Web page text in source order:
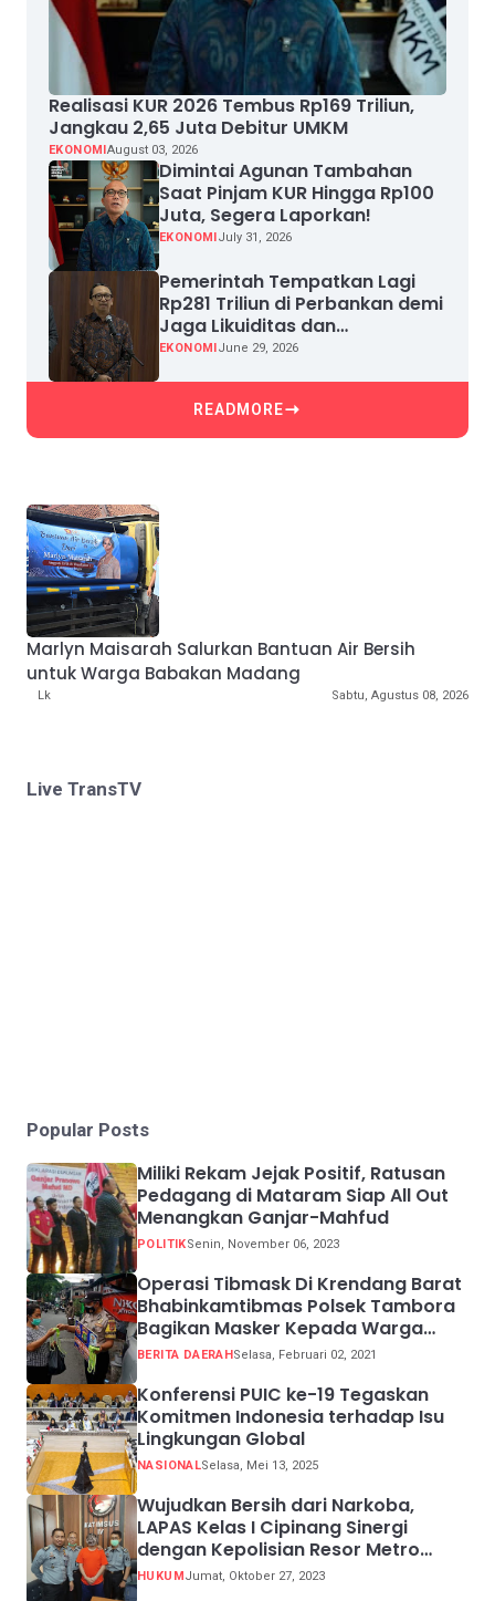
Realisasi KUR 2026 Tembus Rp169 Triliun,
Jangkau 2,65 Juta Debitur UMKM
EKONOMIAugust 03, 2026
Dimintai Agunan Tambahan
Saat Pinjam KUR Hingga Rp100
Juta, Segera Laporkan!
EKONOMIJuly 31, 2026
Pemerintah Tempatkan Lagi
Rp281 Triliun di Perbankan demi
Jaga Likuiditas dan
Pertumbuhan Kredit
EKONOMIJune 29, 2026
READMORE
Marlyn Maisarah Salurkan Bantuan Air Bersih
untuk Warga Babakan Madang
Lk Sabtu, Agustus 08, 2026
Live TransTV
Popular Posts
Miliki Rekam Jejak Positif, Ratusan
Pedagang di Mataram Siap All Out
Menangkan Ganjar-Mahfud
POLITIKSenin, November 06, 2023
Operasi Tibmask Di Krendang Barat
Bhabinkamtibmas Polsek Tambora
Bagikan Masker Kepada Warga
Pelanggar Prokes
BERITA DAERAHSelasa, Februari 02, 2021
Konferensi PUIC ke-19 Tegaskan
Komitmen Indonesia terhadap Isu
Lingkungan Global
NASIONALSelasa, Mei 13, 2025
Wujudkan Bersih dari Narkoba,
LAPAS Kelas I Cipinang Sinergi
dengan Kepolisian Resor Metro
Jakarta Barat
HUKUMJumat, Oktober 27, 2023